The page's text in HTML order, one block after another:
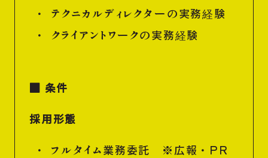
テクニカルディレクターの実務経験
クライアントワークの実務経験
■ 条件
採用形態
フルタイム業務委託 ※広報・PR